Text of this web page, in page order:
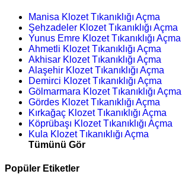
Manisa Klozet Tıkanıklığı Açma
Şehzadeler Klozet Tıkanıklığı Açma
Yunus Emre Klozet Tıkanıklığı Açma
Ahmetli Klozet Tıkanıklığı Açma
Akhisar Klozet Tıkanıklığı Açma
Alaşehir Klozet Tıkanıklığı Açma
Demirci Klozet Tıkanıklığı Açma
Gölmarmara Klozet Tıkanıklığı Açma
Gördes Klozet Tıkanıklığı Açma
Kırkağaç Klozet Tıkanıklığı Açma
Köprübaşı Klozet Tıkanıklığı Açma
Kula Klozet Tıkanıklığı Açma
Tümünü Gör
Popüler Etiketler